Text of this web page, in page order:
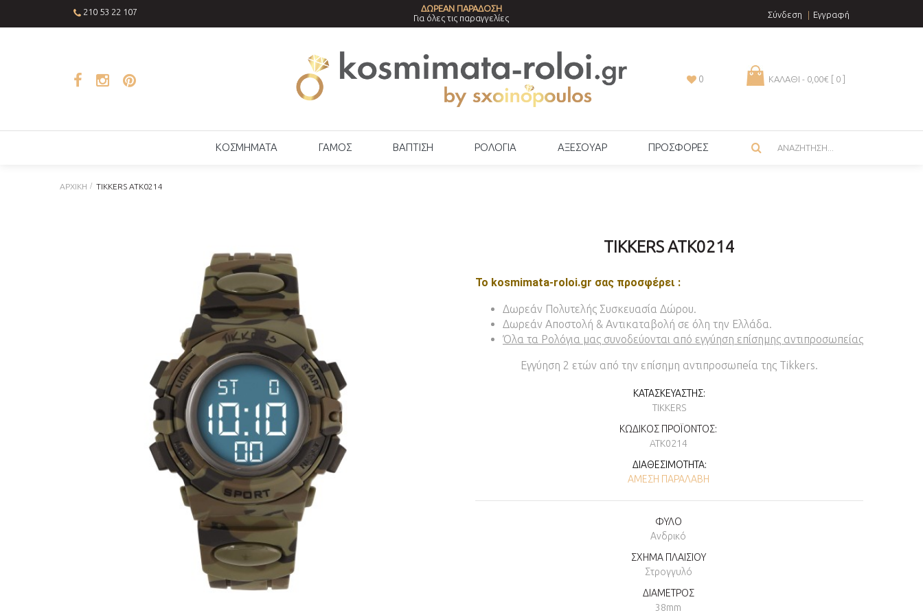
210 53 22 107
ΔΩΡΕΑΝ ΠΑΡΑΔΟΣΗ
Για όλες τις παραγγελίες
Σύνδεση Εγγραφή
0 ΚΑΛΑΘΙ - 0,00€ [ 0
ΚΟΣΜΗΜΑΤΑ ΓΑΜΟΣ ΒΑΠΤΙΣΗ ΡΟΛΟΓΙΑ ΑΞΕΣΟΥΑΡ ΠΡΟΣΦΟΡΕΣ
ΑΡΧΙΚΉ TIKKERS ATK0214
TIKKERS ATK0214
Το kosmimata-roloi.gr σας προσφέρει :
Δωρεάν Πολυτελής Συσκευασία Δώρου.
Δωρεάν Αποστολή & Αντικαταβολή σε όλη την Ελλάδα.
Όλα τα Ρολόγια μας συνοδεύονται από εγγύηση επίσημης αντιπροσωπείας
Εγγύηση 2 ετών από την επίσημη αντιπροσωπeία της Tikkers.
ΚΑΤΑΣΚΕΥΑΣΤΉΣ:
TIKKERS
ΚΩΔΙΚΌΣ ΠΡΟΪΌΝΤΟΣ:
ATK0214
ΔΙΑΘΕΣΙΜΌΤΗΤΑ:
ΆΜΕΣΗ ΠΑΡΑΛΑΒΉ
ΦΥΛΟ
Ανδρικό
ΣΧΗΜΑ ΠΛΑΙΣΙΟΥ
Στρογγυλό
ΔΙΑΜΕΤΡΟΣ
38mm